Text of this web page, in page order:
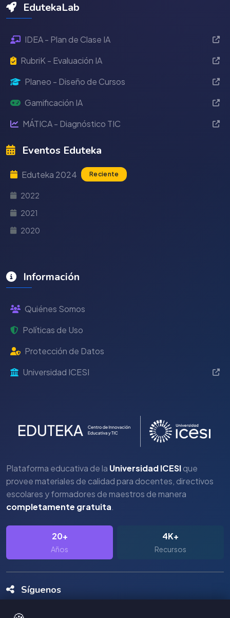
EdutekaLab
IDEA - Plan de Clase IA
RubriK - Evaluación IA
Planeo - Diseño de Cursos
Gamificación IA
MÁTICA - Diagnóstico TIC
Eventos Eduteka
Eduteka 2024 Reciente
2022
2021
2020
Información
Quiénes Somos
Políticas de Uso
Protección de Datos
Universidad ICESI
Plataforma educativa de la Universidad ICESIque
provee materiales de calidad para docentes, directivos
escolares y formadores de maestros de manera
completamente gratuita.
20+
Años
4K+
Recursos
Síguenos